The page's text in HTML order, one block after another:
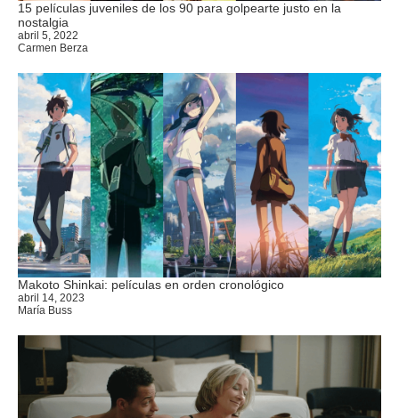
15 películas juveniles de los 90 para golpearte justo en la
nostalgia
abril 5, 2022
Carmen Berza
Makoto Shinkai: películas en orden cronológico
abril 14, 2023
María Buss